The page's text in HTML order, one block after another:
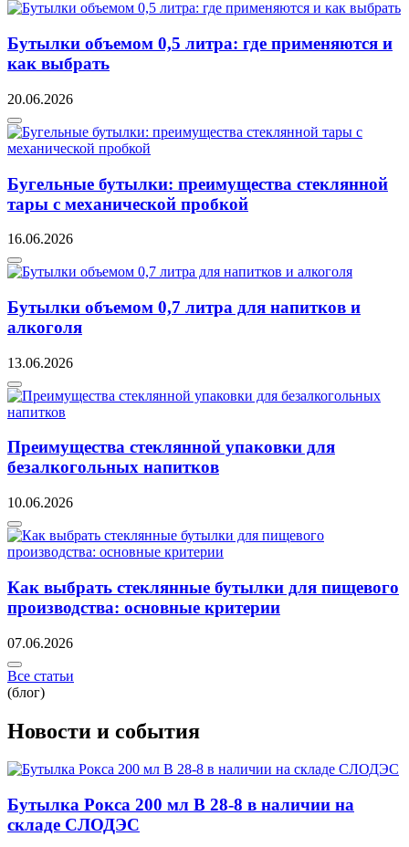
Бутылки объемом 0,5 литра: где применяются и
как выбрать
20.06.2026
Бугельные бутылки: преимущества стеклянной
тары с механической пробкой
16.06.2026
Бутылки объемом 0,7 литра для напитков и
алкоголя
13.06.2026
Преимущества стеклянной упаковки для
безалкогольных напитков
10.06.2026
Как выбрать стеклянные бутылки для пищевого
производства: основные критерии
07.06.2026
Все статьи
(блог)
Новости и события
Бутылка Рокса 200 мл B 28-8 в наличии на
складе СЛОДЭС